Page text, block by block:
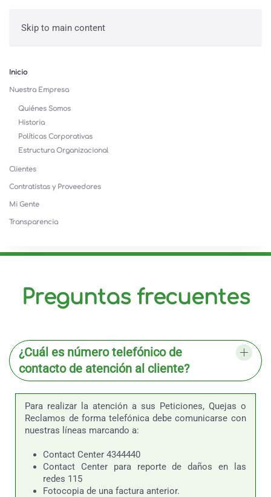
Skip to main content
Inicio
Nuestra Empresa
Quiénes Somos
Historia
Políticas Corporativas
Estructura Organizacional
Clientes
Contratistas y Proveedores
Mi Gente
Transparencia
Preguntas frecuentes
¿Cuál es número telefónico de
contacto de atención al cliente?
Para realizar la atención a sus Peticiones, Quejas o
Reclamos de forma telefónica debe comunicarse con
nuestras líneas marcando a:
Contact Center 4344440
Contact Center para reporte de daños en las
redes 115
Fotocopia de una factura anterior.